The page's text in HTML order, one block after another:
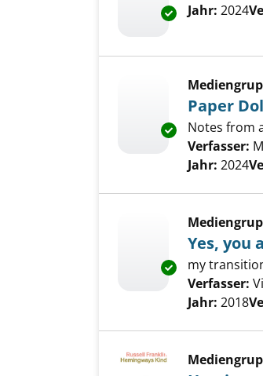
Exemplar-
Suche nach
Jahr: 2024
Exemplar-
Paper
Notes from
Verfasser:
Jahr: 2024
Exemplar-
Yes, you
my
Verfasser:
Jahr: 2018